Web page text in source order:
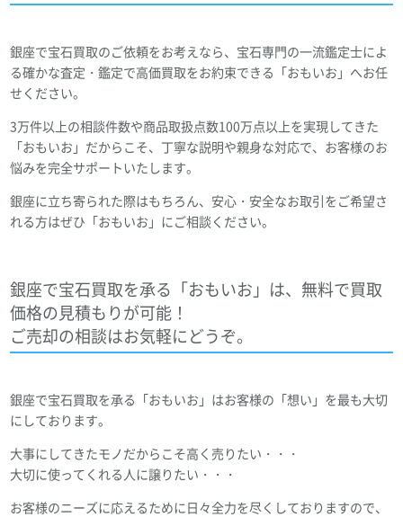
銀座で宝石買取のご依頼をお考えなら、宝石専門の一流鑑定士によ
る確かな査定・鑑定で高価買取をお約束できる「おもいお」へお任
せください。
3万件以上の相談件数や商品取扱点数100万点以上を実現してきた
「おもいお」だからこそ、丁寧な説明や親身な対応で、お客様のお
悩みを完全サポートいたします。
銀座に立ち寄られた際はもちろん、安心・安全なお取引をご希望さ
れる方はぜひ「おもいお」にご相談ください。
銀座で宝石買取を承る「おもいお」は、無料で買取
価格の見積もりが可能！
ご売却の相談はお気軽にどうぞ。
銀座で宝石買取を承る「おもいお」はお客様の「想い」を最も大切
にしております。
大事にしてきたモノだからこそ高く売りたい・・・
大切に使ってくれる人に譲りたい・・・
お客様のニーズに応えるために日々全力を尽くしておりますので、